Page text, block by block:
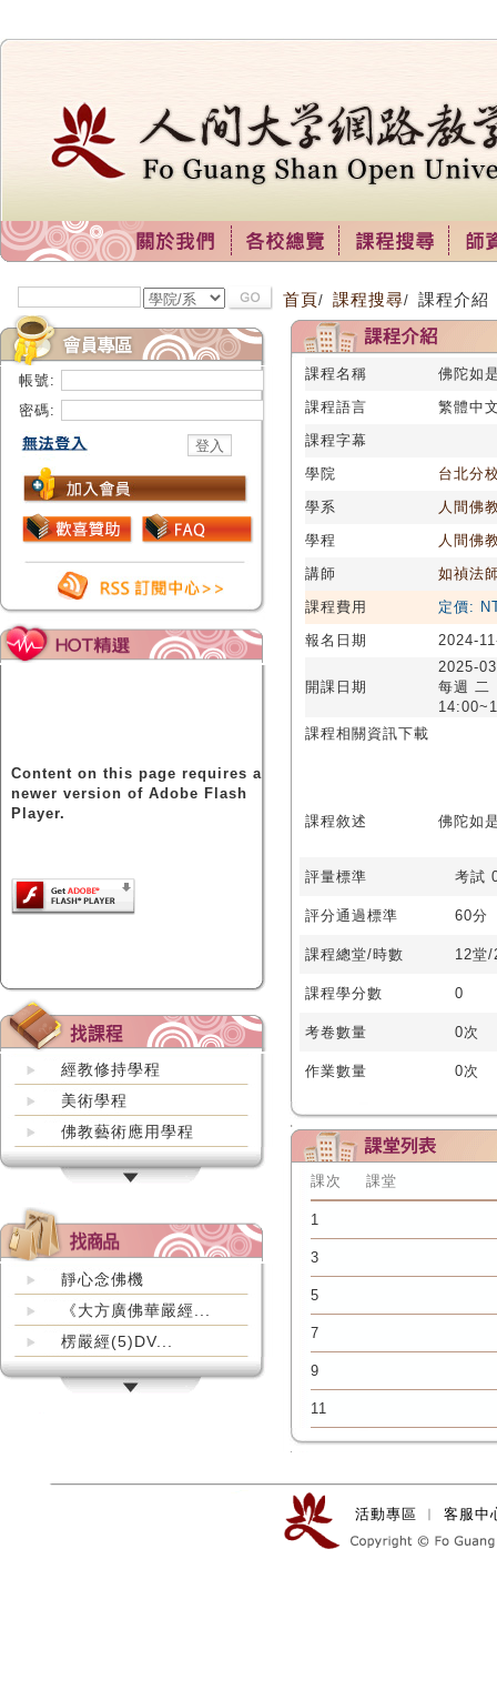
帳號:
密碼:
Content on this page requires a
newer version of Adobe Flash
Player.
經教修持學程
美術學程
佛教藝術應用學程
靜心念佛機
《大方廣佛華嚴經...
楞嚴經(5)DV...
首頁/ 課程搜尋/ 課程介紹
課程名稱
佛陀如
課程語言
繁體中
課程字幕
學院
台北分
學系
人間佛
學程
人間佛
講師
如禎法
課程費用
定價:
報名日期
2024-
開課日期
2025-
每週 二
課程相關資訊下載
課程敘述 佛陀如
評量標準 考試
評分通過標準 60分
課程總堂/時數 12堂/
課程學分數 0
考卷數量 0次
作業數量 0次
課次 課堂
1
3
5
7
9
11
活動專區 ︱ 客服中